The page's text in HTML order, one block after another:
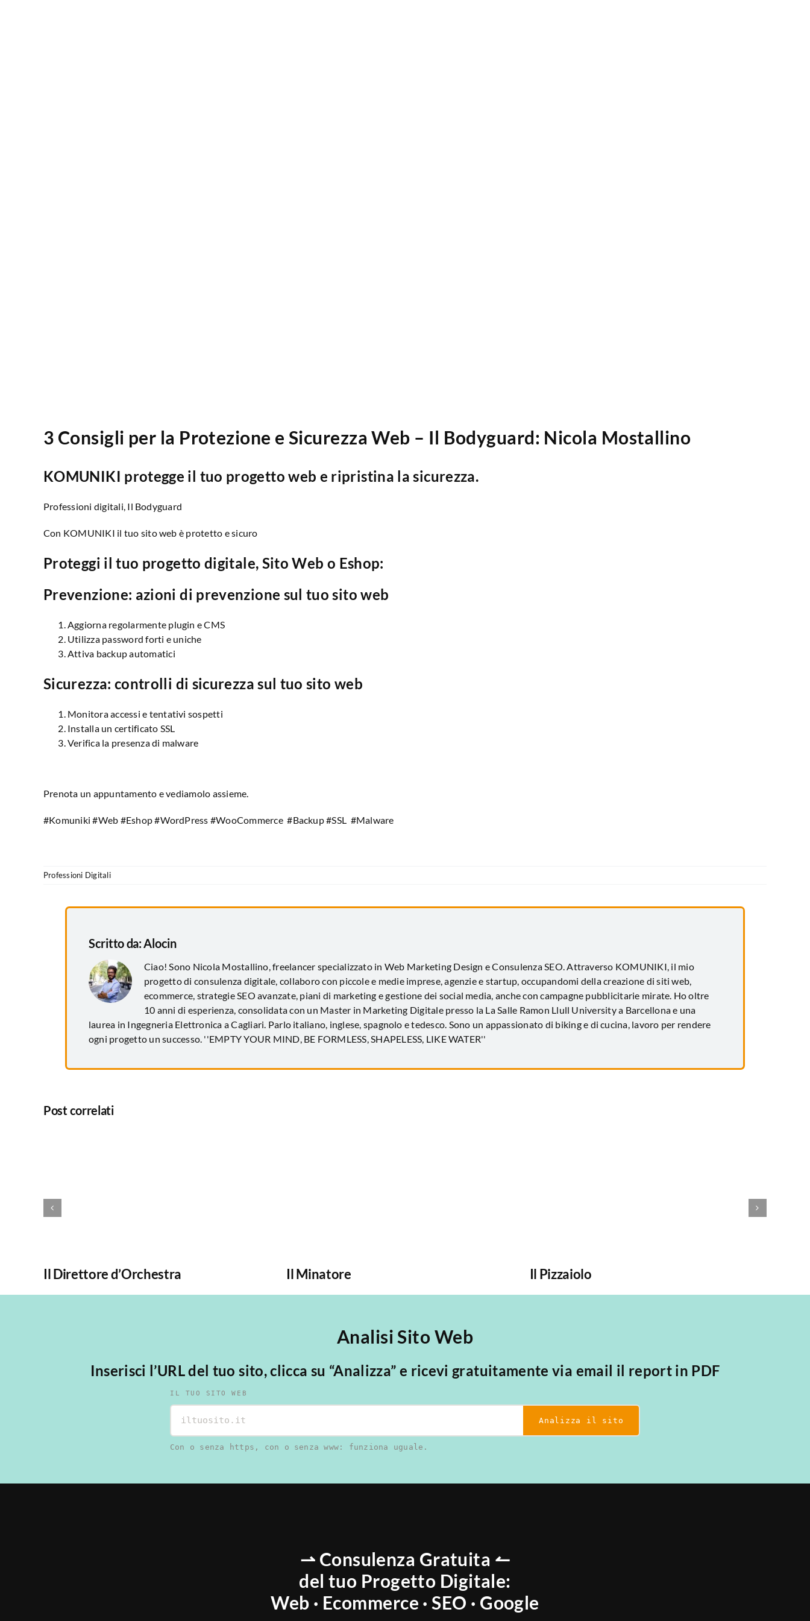
3 Consigli per la Protezione e Sicurezza Web – Il Bodyguard: Nicola Mostallino
KOMUNIKI protegge il tuo progetto web e ripristina la sicurezza.
Professioni digitali, Il Bodyguard
Con KOMUNIKI il tuo sito web è protetto e sicuro
Proteggi il tuo progetto digitale, Sito Web o Eshop:
Prevenzione: azioni di prevenzione sul tuo sito web
Aggiorna regolarmente plugin e CMS
Utilizza password forti e uniche
Attiva backup automatici
Sicurezza: controlli di sicurezza sul tuo sito web
Monitora accessi e tentativi sospetti
Installa un certificato SSL
Verifica la presenza di malware
Prenota un appuntamento e vediamolo assieme.
#Komuniki #Web #Eshop #WordPress #WooCommerce #Backup #SSL #Malware
Professioni Digitali
Scritto da:Alocin
Ciao! Sono Nicola Mostallino, freelancer specializzato in Web Marketing Design e Consulenza SEO. Attraverso KOMUNIKI, il mio
progetto di consulenza digitale, collaboro con piccole e medie imprese, agenzie e startup, occupandomi della creazione di siti web,
ecommerce, strategie SEO avanzate, piani di marketing e gestione dei social media, anche con campagne pubblicitarie mirate. Ho oltre
10 anni di esperienza, consolidata con un Master in Marketing Digitale presso la La Salle Ramon Llull University a Barcellona e una
laurea in Ingegneria Elettronica a Cagliari. Parlo italiano, inglese, spagnolo e tedesco. Sono un appassionato di biking e di cucina, lavoro per rendere
ogni progetto un successo. ''EMPTY YOUR MIND, BE FORMLESS, SHAPELESS, LIKE WATER''
Post correlati
Il Direttore d’Orchestra Il Minatore Il Pizzaiolo
Analisi Sito Web
Inserisci l’URL del tuo sito, clicca su “Analizza” e ricevi gratuitamente via email il report in PDF
IL TUO SITO WEB
Analizza il sito
Con o senza https, con o senza www: funziona uguale.
⇀ Consulenza Gratuita ↼
del tuo Progetto Digitale:
Web · Ecommerce · SEO · Google